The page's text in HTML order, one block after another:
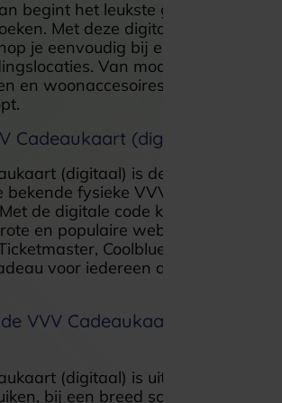
begint het leukste gedeelte: zelf
Met deze digitale
je eenvoudig bij een van de
Van mode en gadgets
en woonaccesoires. Jij bepaalt
Cadeaukaart (digitaal)?
(digitaal) is de digitale
fysieke VVV
de digitale code kun je online
en populaire webshops zoals
Coolblue en IKEA. Het
voor iedereen die graag zelf
VVV Cadeaukaart (digitaal)
(digitaal) is uitsluitend
bij een breed scala aan